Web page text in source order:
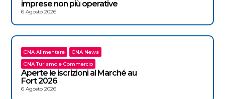
imprese non più operative
6 Agosto 2026
CNA Alimentare
CNA News
CNA Turismo e Commercio
Aperte le iscrizioni al Marché au
Fort 2026
6 Agosto 2026